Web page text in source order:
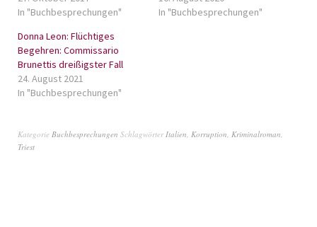
In "Buchbesprechungen"
In "Buchbesprechungen"
Donna Leon: Flüchtiges
Begehren: Commissario
Brunettis dreißigster Fall
24. August 2021
In "Buchbesprechungen"
Kategorie Buchbesprechungen SchlagwörterItalien, Korruption, Kriminalroman,
Triest